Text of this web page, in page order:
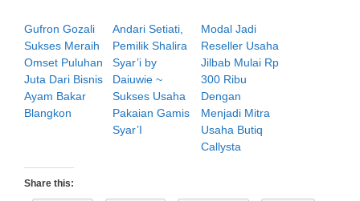
Gufron Gozali
Sukses Meraih
Omset Puluhan
Juta Dari Bisnis
Ayam Bakar
Blangkon
Andari Setiati,
Pemilik Shalira
Syar’i by
Daiuwie ~
Sukses Usaha
Pakaian Gamis
Syar’I
Modal Jadi
Reseller Usaha
Jilbab Mulai Rp
300 Ribu
Dengan
Menjadi Mitra
Usaha Butiq
Callysta
Share this: